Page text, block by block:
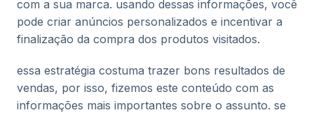
com a sua marca. usando dessas informações, você
pode criar anúncios personalizados e incentivar a
finalização da compra dos produtos visitados.
essa estratégia costuma trazer bons resultados de
vendas, por isso, fizemos este conteúdo com as
informações mais importantes sobre o assunto. se